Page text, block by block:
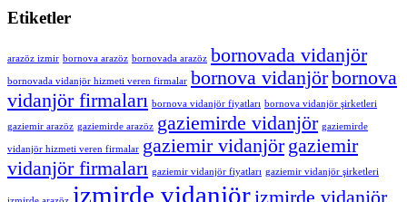
Etiketler
arazöz izmir bornova arazöz bornovada arazöz bornovada vidanjör
bornovada vidanjör hizmeti veren firmalar bornova vidanjörbornova
vidanjör firmaları bornova vidanjör fiyatları bornova vidanjör şirketleri
gaziemir arazöz gaziemirde arazöz gaziemirde vidanjör gaziemirde
vidanjör hizmeti veren firmalar gaziemir vidanjör gaziemir
vidanjör firmaları gaziemir vidanjör fiyatları gaziemir vidanjör şirketleri
izmirde vidanjör